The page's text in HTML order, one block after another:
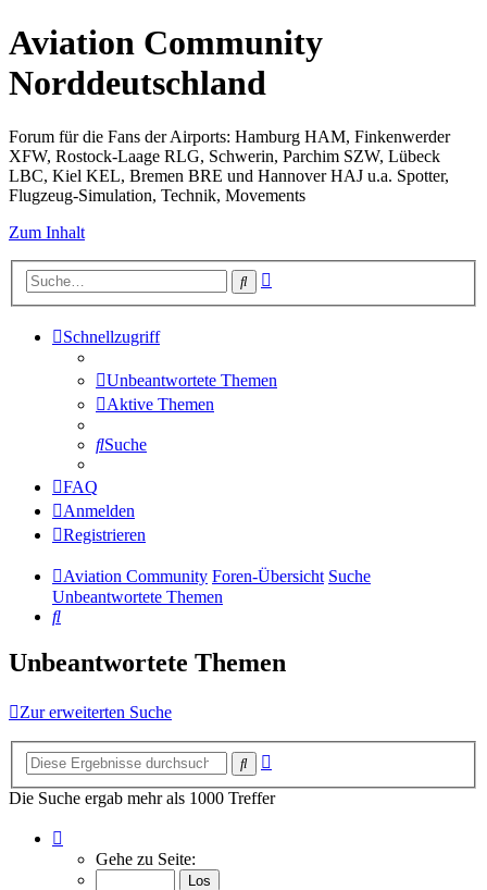
Aviation Community
Norddeutschland
Forum für die Fans der Airports: Hamburg HAM, Finkenwerder
XFW, Rostock-Laage RLG, Schwerin, Parchim SZW, Lübeck
LBC, Kiel KEL, Bremen BRE und Hannover HAJ u.a. Spotter,
Flugzeug-Simulation, Technik, Movements
Zum Inhalt
Suche
Schnellzugriff
Unbeantwortete Themen
Aktive Themen
Suche
FAQ
Anmelden
Registrieren
Aviation Community Foren-Übersicht Suche
Unbeantwortete Themen
Suche
Unbeantwortete Themen
Zur erweiterten Suche
Suche
Die Suche ergab mehr als 1000 Treffer
von
Gehe zu Seite: